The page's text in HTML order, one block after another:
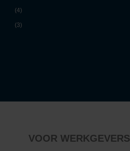
(4)
(3)
VOOR WERKGEVERS